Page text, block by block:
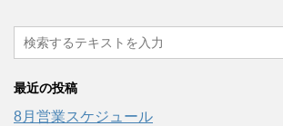
最近の投稿
8月営業スケジュール